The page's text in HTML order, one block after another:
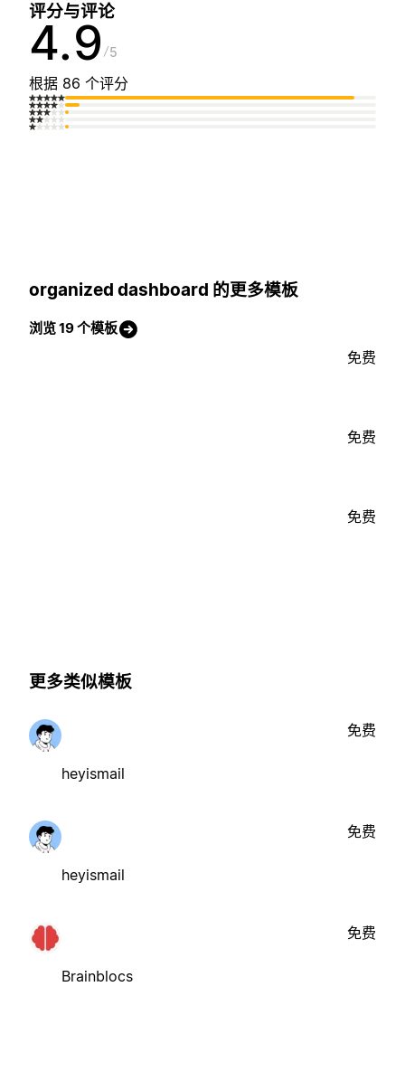
评分与评论
4.9 5
根据 86 个评分
organized dashboard 的更多模板
浏览 19 个模板
免费
免费
免费
更多类似模板
heyismail
免费
heyismail
免费
Brainblocs
免费